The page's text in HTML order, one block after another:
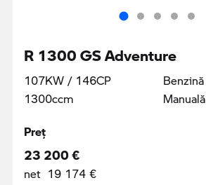
R 1300 GS Adventure
107KW / 146CP
1300ccm
Benzină
Manuală
Preţ
23 200 €
net 19 174 €